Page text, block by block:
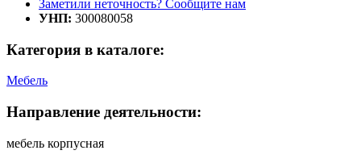
Заметили неточность? Сообщите нам
УНП: 300080058
Категория в каталоге:
Мебель
Направление деятельности:
мебель корпусная